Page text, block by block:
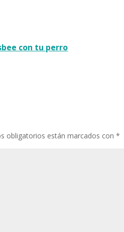
con tu perro
obligatorios están marcados con*